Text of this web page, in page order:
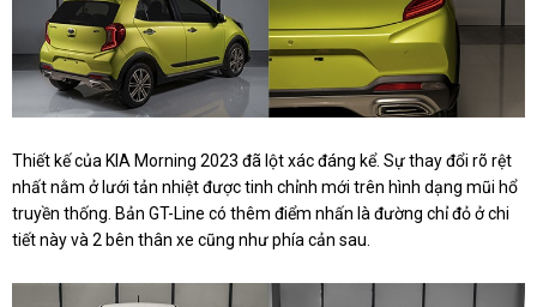
Thiết kế của KIA Morning 2023 đã lột xác đáng kể. Sự thay đổi rõ rệt
nhất nằm ở lưới tản nhiệt được tinh chỉnh mới trên hình dạng mũi hổ
truyền thống. Bản GT-Line có thêm điểm nhấn là đường chỉ đỏ ở chi
tiết này và 2 bên thân xe cũng như phía cản sau.